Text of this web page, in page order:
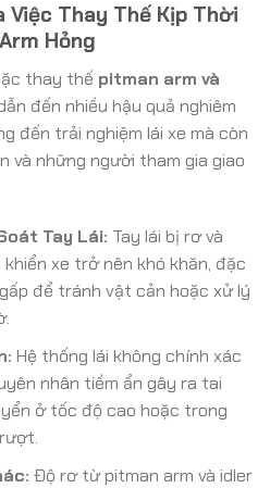
Việc Thay Thế Kịp Thời
Hỏng
thay thế pitman arm và
đến nhiều hậu quả nghiêm
đến trải nghiệm lái xe mà còn
và những người tham gia giao
Tay Lái: Tay lái bị rơ và
xe trở nên khó khăn, đặc
để tránh vật cản hoặc xử lý
Hệ thống lái không chính xác
nhân tiềm ẩn gây ra tai
ở tốc độ cao hoặc trong
Độ rơ từ pitman arm và idler